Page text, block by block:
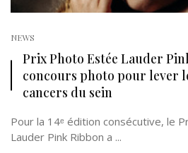
NEWS
Prix Photo Estée Lauder
concours photo pour lever
cancers du sein
Pour la 14ᵉ édition consécutive, le
Lauder Pink Ribbon a ...